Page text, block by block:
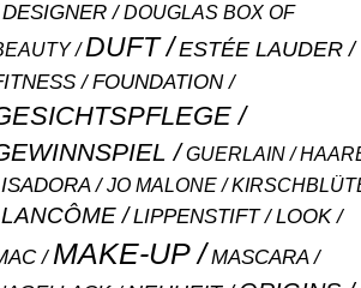
DESIGNER
DOUGLAS BOX OF
DUFT
ESTÉE LAUDER
FOUNDATION
GUERLAIN
ISADORA JO MALONE
LANCÔME LIPPENSTIFT
LOOK
MAKE-UP MASCARA